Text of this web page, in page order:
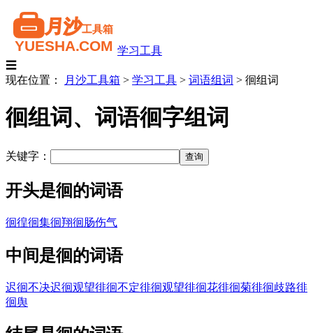
学习工具
☰
现在位置：
月沙工具箱 > 学习工具 > 词语组词 > 徊组词
徊组词、词语徊字组词
关键字：
开头是徊的词语
徊徨徊集徊翔徊肠伤气
中间是徊的词语
迟徊不决迟徊观望徘徊不定徘徊观望徘徊花徘徊菊徘徊歧路徘
徊舆